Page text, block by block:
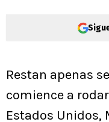
Restan apenas
comience a
Estados Unidos,